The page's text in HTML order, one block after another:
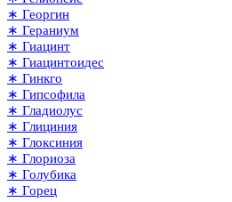
∗ Георгин
∗ Гераниум
∗ Гиацинт
∗ Гиацинтоидес
∗ Гинкго
∗ Гипсофила
∗ Гладиолус
∗ Глициния
∗ Глоксиния
∗ Глориоза
∗ Голубика
∗ Горец